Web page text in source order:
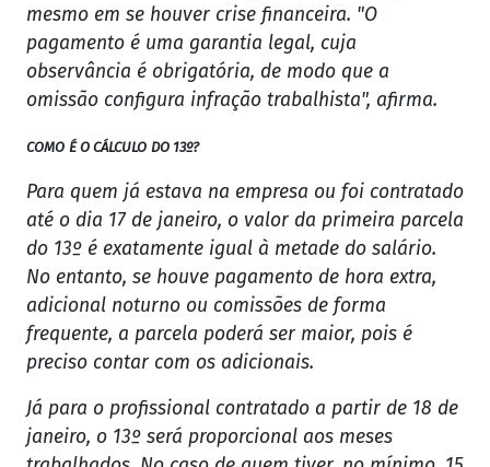
mesmo em se houver crise financeira. "O
pagamento é uma garantia legal, cuja
observância é obrigatória, de modo que a
omissão configura infração trabalhista", afirma.
COMO É O CÁLCULO DO 13º?
Para quem já estava na empresa ou foi contratado
até o dia 17 de janeiro, o valor da primeira parcela
do 13º é exatamente igual à metade do salário.
No entanto, se houve pagamento de hora extra,
adicional noturno ou comissões de forma
frequente, a parcela poderá ser maior, pois é
preciso contar com os adicionais.
Já para o profissional contratado a partir de 18 de
janeiro, o 13º será proporcional aos meses